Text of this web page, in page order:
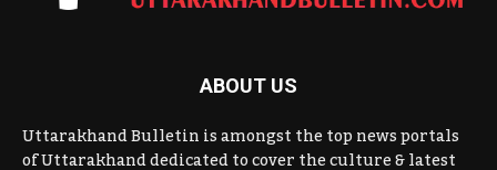
ABOUT US
Uttarakhand Bulletin is amongst the top news portals
of Uttarakhand dedicated to cover the culture & latest